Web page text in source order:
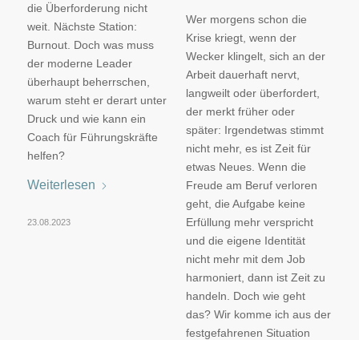
die Überforderung nicht
weit. Nächste Station:
Burnout. Doch was muss
der moderne Leader
überhaupt beherrschen,
warum steht er derart unter
Druck und wie kann ein
Coach für Führungskräfte
helfen?
Weiterlesen
23.08.2023
Wer morgens schon die
Krise kriegt, wenn der
Wecker klingelt, sich an der
Arbeit dauerhaft nervt,
langweilt oder überfordert,
der merkt früher oder
später: Irgendetwas stimmt
nicht mehr, es ist Zeit für
etwas Neues. Wenn die
Freude am Beruf verloren
geht, die Aufgabe keine
Erfüllung mehr verspricht
und die eigene Identität
nicht mehr mit dem Job
harmoniert, dann ist Zeit zu
handeln. Doch wie geht
das? Wir komme ich aus der
festgefahrenen Situation